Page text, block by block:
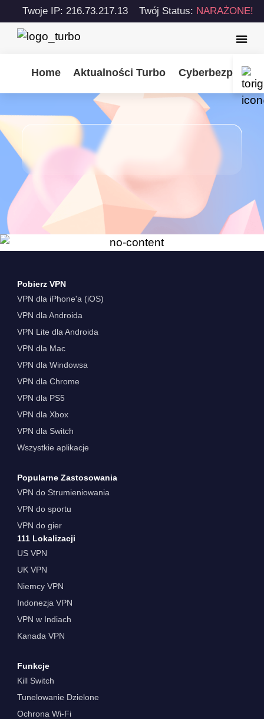
Twoje IP: 216.73.217.13 Twój Status: NARAŻONE!
Home Aktualności Turbo
Pobierz VPN
VPN dla iPhone'a (iOS)
VPN dla Androida
VPN Lite dla Androida
VPN dla Mac
VPN dla Windowsa
VPN dla Chrome
VPN dla PS5
VPN dla Xbox
VPN dla Switch
Wszystkie aplikacje
Popularne Zastosowania
VPN do Strumieniowania
VPN do sportu
VPN do gier
111 Lokalizacji
US VPN
UK VPN
Niemcy VPN
Indonezja VPN
VPN w Indiach
Kanada VPN
Funkcje
Kill Switch
Tunelowanie Dzielone
Ochrona Wi-Fi